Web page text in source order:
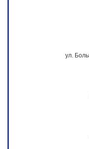
ул.